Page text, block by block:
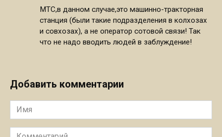
МТС,в данном случае,это машинно-тракторная
станция (были такие подразделения в колхозах
и совхозах), а не оператор сотовой связи! Так
что не надо вводить людей в заблуждение!
Добавить комментарии
Имя
Комментарий